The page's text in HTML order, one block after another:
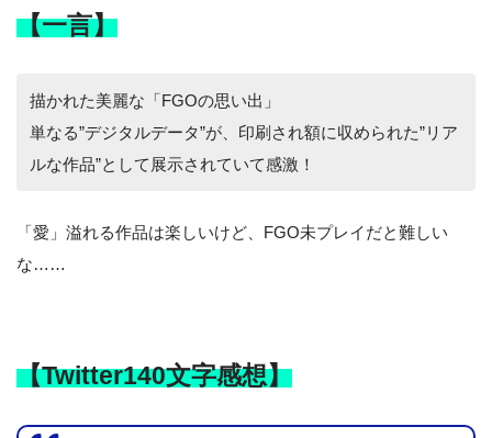
【一言】
描かれた美麗な「FGOの思い出」
単なる”デジタルデータ”が、印刷され額に収められた”リア
ルな作品”として展示されていて感激！
「愛」溢れる作品は楽しいけど、FGO未プレイだと難しい
な……
【Twitter140文字感想】